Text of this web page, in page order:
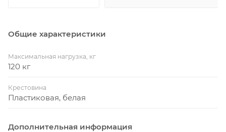
Общие характеристики
Максимальная нагрузка, кг
120 кг
Крестовина
Пластиковая, белая
Дополнительная информация